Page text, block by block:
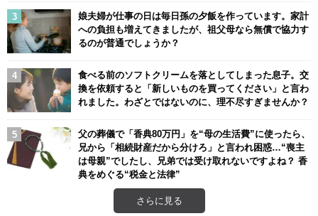
娘夫婦が仕事の日は毎日孫の夕飯を作っています。家計
への負担も増えてきましたが、祖父母なら無償で協力す
るのが普通でしょうか？
食べる前のソフトクリームを落としてしまった息子。交
換を依頼すると「新しいものを買ってください」と言わ
れました。わざとではないのに、理不尽すぎませんか？
父の葬儀で「香典80万円」を“母の生活費”に使ったら、
兄から「相続財産だから分けろ」と言われ困惑…“喪主
は母親”でしたし、兄弟では受け取れないですよね？ 香
典をめぐる“税金と法律”
さらに見る